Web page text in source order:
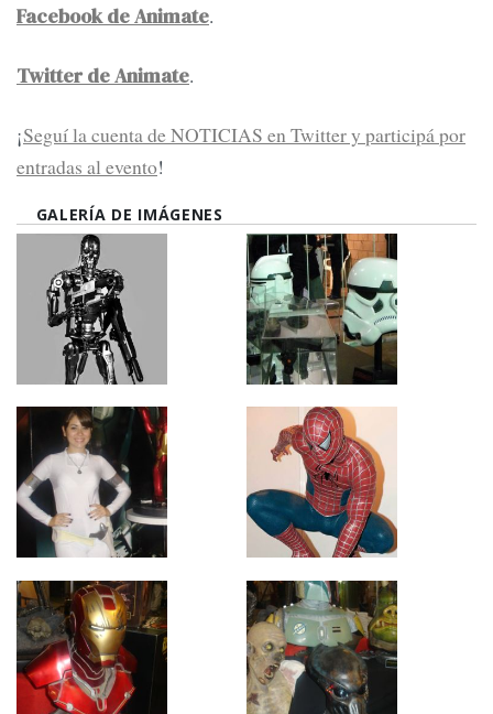
Facebook de Animate.
Twitter de Animate.
¡Seguí la cuenta de NOTICIAS en Twitter y participá por
entradas al evento!
GALERÍA DE IMÁGENES